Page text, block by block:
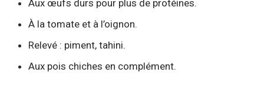
Aux œufs durs pour plus de protéines.
À la tomate et à l’oignon.
Relevé : piment, tahini.
Aux pois chiches en complément.